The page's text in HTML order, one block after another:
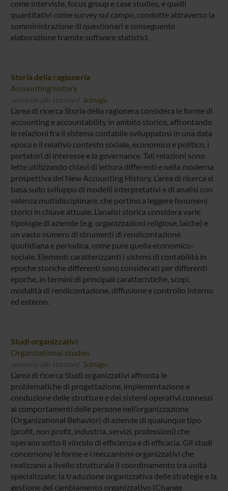
come interviste, focus group e case studies, e quelli
quantitativi come survey sul campo, condotte attraverso la
somministrazione di questionari e conseguente
elaborazione tramite software statistici.
Storia della ragioneria
Accounting history
aderente allo standard Scimago
L’area di ricerca Storia della ragionera considera le forme di
accounting e accountability in ambito storico, affrontando
le relazioni fra il sistema contabile sviluppatosi in una data
epoca e il relativo contesto sociale, economico e politico, i
portatori di interesse e la governance. Tali relazioni sono
lette utilizzando chiavi di lettura differenti e nella moderna
prospettiva del New Accounting History. L’area di ricerca si
basa sullo sviluppo di modelli interpretativi e di analisi con
valenza multidisciplinare, che portino a leggere fenomeni
storici in chiave attuale. L’analisi storica considera varie
tipologie di aziende (e.g. organizzazioni religiose, laiche) e
un vasto numero di strumenti di rendicontazione
quotidiana e periodica, come pure quella economico-
sociale. Elementi caratterizzanti i sistemi di contabilità in
epoche storiche differenti sono considerati per differenti
epoche, in termini di principali caratteristiche, scopi,
modalità di rendicontazione, diffusione e controllo interno
ed esterno.
Studi organizzativi
Organizational studies
aderente allo standard Scimago
L’area di ricerca Studi organizzativi affronta le
problematiche di progettazione, implementazione e
conduzione delle strutture e dei sistemi operativi connessi
ai comportamenti delle persone nell’organizzazione
(Organizational Behavior) di aziende di qualunque tipo
(profit, non profit, industria, servizi, professioni) che
operano sotto il vincolo di efficienza e di efficacia. Gli studi
concernono le forme e i meccanismi organizzativi che
realizzano a livello strutturale il coordinamento tra unità
specializzate; la traduzione organizzativa delle strategie e la
gestione del cambiamento organizzativo (Change